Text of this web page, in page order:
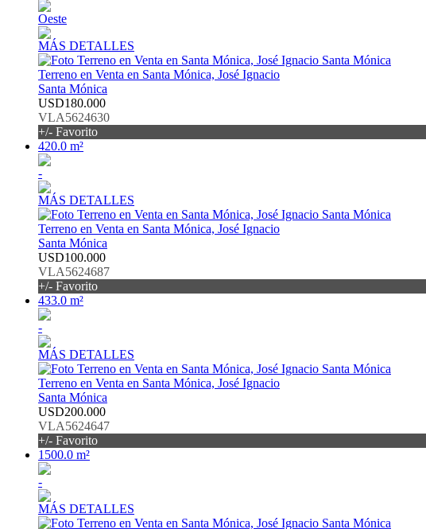
Oeste
MÁS DETALLES
Terreno en Venta en Santa Mónica, José Ignacio
Santa Mónica
USD180.000
VLA5624630
+/- Favorito
420.0 m²
-
MÁS DETALLES
Terreno en Venta en Santa Mónica, José Ignacio
Santa Mónica
USD100.000
VLA5624687
+/- Favorito
433.0 m²
-
MÁS DETALLES
Terreno en Venta en Santa Mónica, José Ignacio
Santa Mónica
USD200.000
VLA5624647
+/- Favorito
1500.0 m²
-
MÁS DETALLES